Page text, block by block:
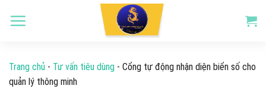
Trang chủ - Tư vấn tiêu dùng - Cổng tự động nhận diện biển số cho
quản lý thông minh